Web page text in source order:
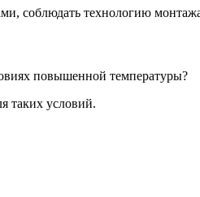
соблюдать технологию
повышенной температуры?
таких условий.